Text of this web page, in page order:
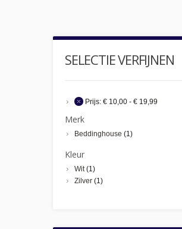
SELECTIE VERFIJNEN
Prijs: € 10,00 - € 19,99
Merk
Beddinghouse (1)
Kleur
Wit(1)
Zilver (1)